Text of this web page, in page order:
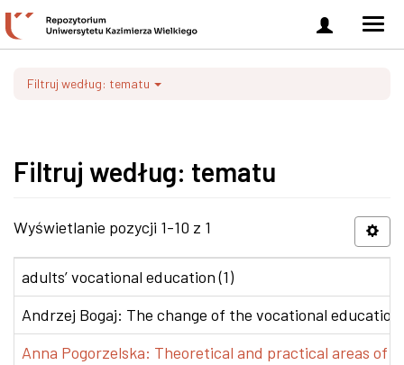
Zaloguj
się
Filtruj według: tematu
Filtruj według: tematu
Wyświetlanie pozycji 1-10 z 1
adults’ vocational education (1)
Andrzej Bogaj: The change of the vocational
Anna Pogorzelska: Theoretical and practical areas of